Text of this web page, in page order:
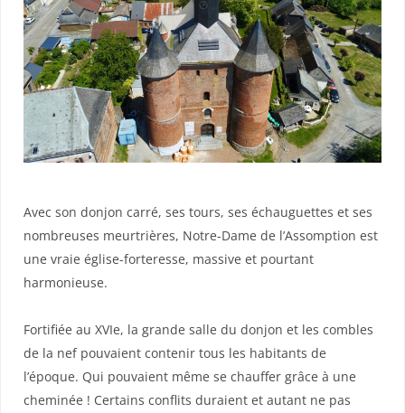
Avec son donjon carré, ses tours, ses échauguettes et ses
nombreuses meurtrières, Notre-Dame de l’Assomption est
une vraie église-forteresse, massive et pourtant
harmonieuse.
Fortifiée au XVIe, la grande salle du donjon et les combles
de la nef pouvaient contenir tous les habitants de
l’époque. Qui pouvaient même se chauffer grâce à une
cheminée ! Certains conflits duraient et autant ne pas